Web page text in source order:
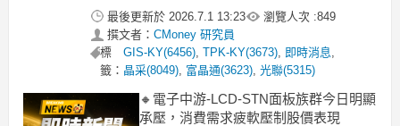
最後更新於 2026.7.1 13:23 瀏覽人次 :849
撰文者： CMoney 研究員
標
籤：
GIS-KY(6456),TPK-KY(3673), 即時消息,
晶采(8049), 富晶通(3623),光聯(5315)
🔸電子中游-LCD-STN面板族群今日明顯
承壓，消費需求疲軟壓制股價表現